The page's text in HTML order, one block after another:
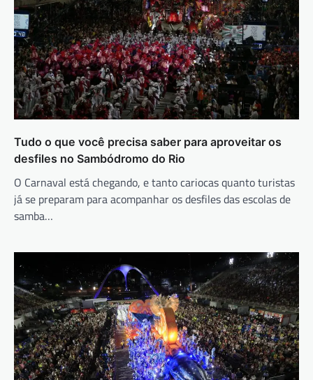
Tudo o que você precisa saber para aproveitar os
desfiles no Sambódromo do Rio
O Carnaval está chegando, e tanto cariocas quanto turistas
já se preparam para acompanhar os desfiles das escolas de
samba…